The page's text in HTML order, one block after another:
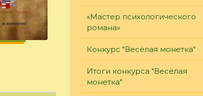
«Мастер психологического
романа»
Конкурс "Весёлая монетка"
Итоги конкурса "Весёлая
монетка"